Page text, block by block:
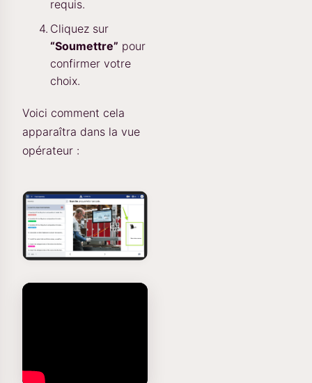
requis.
Cliquez sur
“Soumettre” pour
confirmer votre
choix.
Voici comment cela
apparaîtra dans la vue
opérateur :